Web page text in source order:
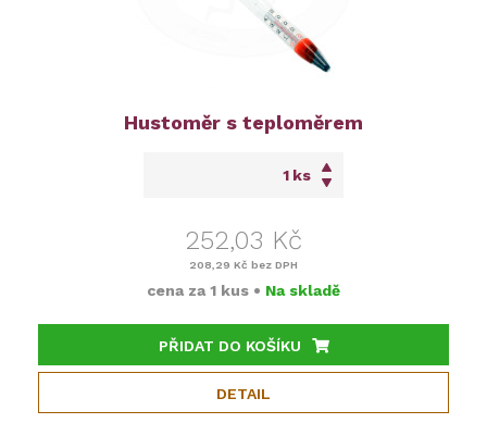
Hustoměr s teploměrem
ks
252,03 Kč
208,29 Kč bez DPH
cena za 1 kus • Na skladě
PŘIDAT DO KOŠÍKU
DETAIL